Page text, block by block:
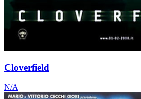
Cloverfield
N/A